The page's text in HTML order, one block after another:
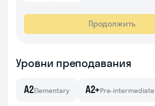
Продолжить
Уровни преподавания
A2Elementary A2+Pre-intermediate